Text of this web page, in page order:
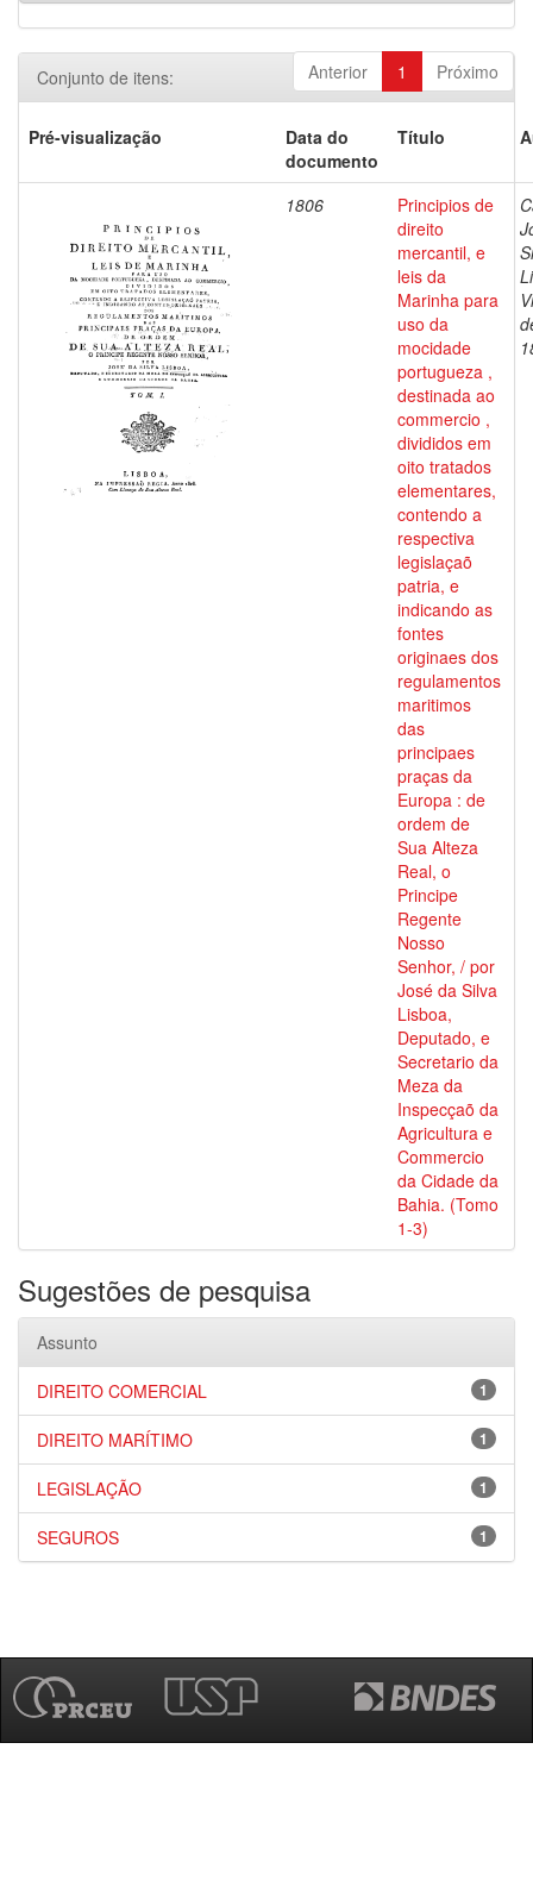
Anterior 1 Próximo
Conjunto de itens:
Pré-visualização
Data do
documento
Título
1806
Principios de
direito
mercantil, e
leis da
Marinha para
uso da
mocidade
portugueza ,
destinada ao
commercio ,
divididos em
oito tratados
elementares,
contendo a
respectiva
legislaçaõ
patria, e
indicando as
fontes
originaes dos
regulamentos
maritimos
das
principaes
praças da
Europa : de
ordem de
Sua Alteza
Real, o
Principe
Regente
Nosso
Senhor, / por
José da Silva
Lisboa,
Deputado, e
Secretario da
Meza da
Inspecçaõ da
Agricultura e
Commercio
da Cidade da
Bahia. (Tomo
1-3)
Sugestões de pesquisa
Assunto
1
DIREITO COMERCIAL
1
DIREITO MARÍTIMO
1
LEGISLAÇÃO
1
SEGUROS